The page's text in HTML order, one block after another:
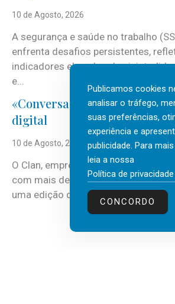
10 de Agosto, 2026
A segurança e saúde no trabalho
enfrenta desafios persistentes,
indicadores elevados de
e...
«Conversas do Clan» sobre
digital
10 de Agosto, 2026
O Clan, empresa portuguesa de
com mais de 30 anos de atividade,
uma edição do...
Publicamos cookies
analisar o tráfego,
suas preferências,
experiência e
publicidade. Para
leia a nossa
Política de
CONCORDO